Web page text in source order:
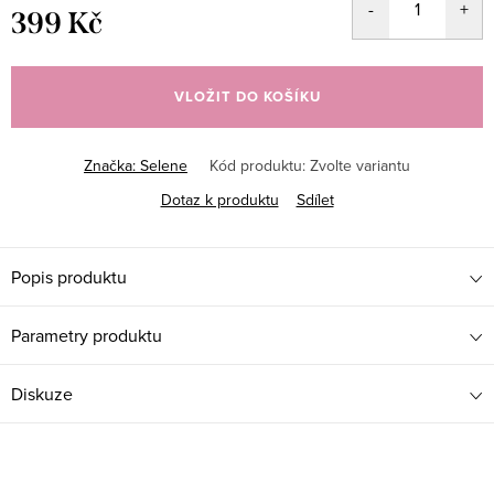
399 Kč
cena:
VLOŽIT DO KOŠÍKU
Značka: Selene Kód produktu: Zvolte variantu
Dotaz k produktu
Sdílet
Popis produktu
Parametry produktu
Diskuze